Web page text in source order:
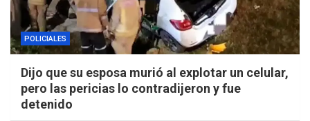
POLICIALES
Dijo que su esposa murió al explotar un celular,
pero las pericias lo contradijeron y fue
detenido